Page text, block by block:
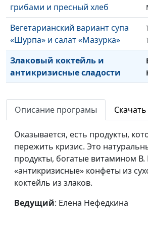
грибами и пресный хлеб
Вегетарианский вариант супа
«Шурпа» и салат «Мазурка»
Злаковый коктейль и
антикризисные сладости
Описание програмы Скачать
Оказывается, есть продукты,
пережить кризис. Это
продукты, богатые витамином
«антикризисные» конфеты из
коктейль из злаков.
Ведущий: Елена Нефедкина